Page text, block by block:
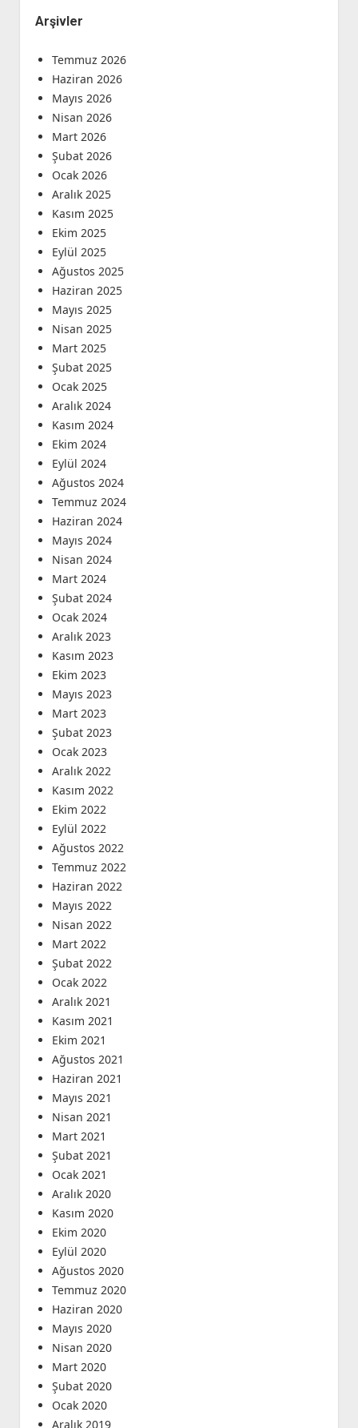
Arşivler
Temmuz 2026
Haziran 2026
Mayıs 2026
Nisan 2026
Mart 2026
Şubat 2026
Ocak 2026
Aralık 2025
Kasım 2025
Ekim 2025
Eylül 2025
Ağustos 2025
Haziran 2025
Mayıs 2025
Nisan 2025
Mart 2025
Şubat 2025
Ocak 2025
Aralık 2024
Kasım 2024
Ekim 2024
Eylül 2024
Ağustos 2024
Temmuz 2024
Haziran 2024
Mayıs 2024
Nisan 2024
Mart 2024
Şubat 2024
Ocak 2024
Aralık 2023
Kasım 2023
Ekim 2023
Mayıs 2023
Mart 2023
Şubat 2023
Ocak 2023
Aralık 2022
Kasım 2022
Ekim 2022
Eylül 2022
Ağustos 2022
Temmuz 2022
Haziran 2022
Mayıs 2022
Nisan 2022
Mart 2022
Şubat 2022
Ocak 2022
Aralık 2021
Kasım 2021
Ekim 2021
Ağustos 2021
Haziran 2021
Mayıs 2021
Nisan 2021
Mart 2021
Şubat 2021
Ocak 2021
Aralık 2020
Kasım 2020
Ekim 2020
Eylül 2020
Ağustos 2020
Temmuz 2020
Haziran 2020
Mayıs 2020
Nisan 2020
Mart 2020
Şubat 2020
Ocak 2020
Aralık 2019